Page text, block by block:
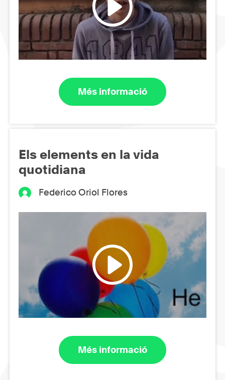
Més informació
Els elements en la vida
quotidiana
Federico Oriol Flores
Més informació